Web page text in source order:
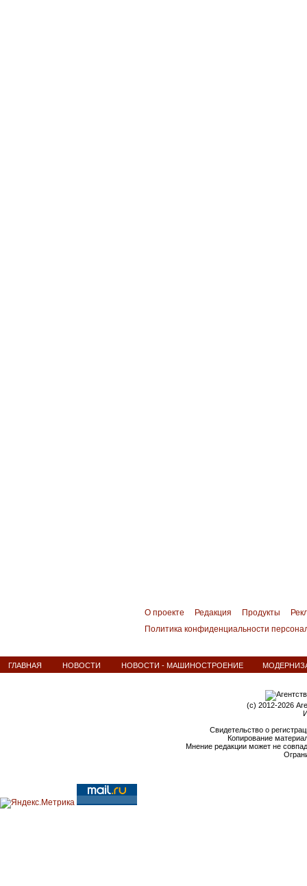
О проекте Редакция Продукты
Политика конфиденциальности
ГЛАВНАЯ НОВОСТИ НОВОСТИ - МАШИНОСТРОЕНИЕ
(c) 2012-2026
Свидетельство о
Копирование
Мнение редакции может не